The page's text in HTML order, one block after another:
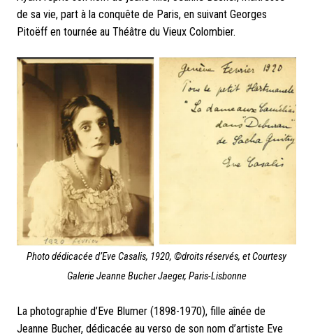
de sa vie, part à la conquête de Paris, en suivant Georges
Pitoëff en tournée au Théâtre du Vieux Colombier.
Photo dédicacée d’Eve Casalis, 1920, ©droits réservés, et Courtesy
Galerie Jeanne Bucher Jaeger, Paris-Lisbonne
La photographie d’Eve Blumer (1898-1970), fille aînée de
Jeanne Bucher, dédicacée au verso de son nom d’artiste Eve